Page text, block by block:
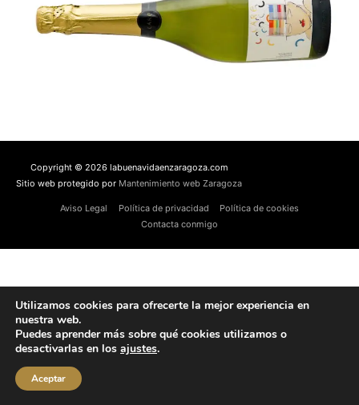
Copyright © 2026 labuenavidaenzaragoza.com
Sitio web protegido por Mantenimiento web Zaragoza
Aviso Legal Política de privacidad
Política de cookies
Contacta conmigo
Utilizamos cookies para ofrecerte la mejor experiencia en
nuestra web.
Puedes aprender más sobre qué cookies utilizamos o
desactivarlas en los ajustes.
Aceptar